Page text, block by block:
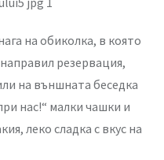
на обиколка, в която
резервация,
на външната беседка
нас!“ малки чашки и
леко сладка с вкус на